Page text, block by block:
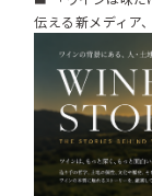
伝える新メディア